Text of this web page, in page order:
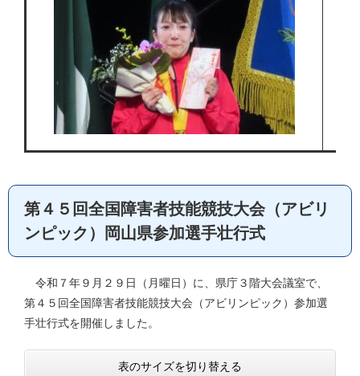
第４５回全国障害者技能競技大会（アビリ
ンピック）岡山県参加選手壮行式
令和７年９月２９日（月曜日）に、県庁３階大会議室で、
第４５回全国障害者技能競技大会（アビリンピック）参加選
手壮行式を開催しました。
表のサイズを切り替える